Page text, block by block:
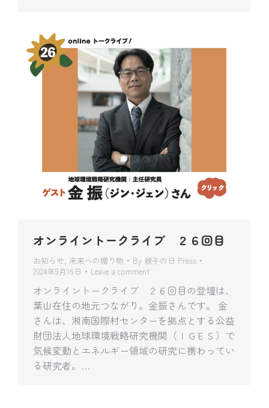
オンライントークライブ ２６回目
お知らせ 未来への贈り物 By 親子の日 Press
2024年9月16日
Leave a comment
オンライントークライブ ２６回目の登壇は、
葉山在住の地元つながり。金振さんです。 金
さんは、湘南国際村センターを拠点とする公益
財団法人地球環境戦略研究機関（ＩＧＥＳ）で
気候変動とエネルギー領域の研究に携わってい
る研究者。…